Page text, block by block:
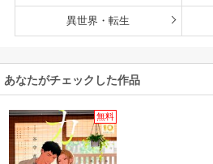
異世界・転生
あなたがチェックした作品
無料